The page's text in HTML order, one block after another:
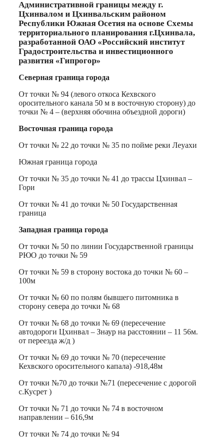
Административной границы между г.
Цхинвалом и Цхинвальским районом
Республики Южная Осетия на основе Схемы
территориального планирования г.Цхинвала,
разработанной ОАО «Российский институт
Градостроительства и инвестиционного
развития «Гипрогор»
Северная граница города
От точки № 94 (левого откоса Кехвского
оросительного канала 50 м в восточную сторону) до
точки № 4 – (верхняя обочина объездной дороги)
Восточная граница города
От точки № 22 до точки № 35 по пойме реки Леуахи
Южная граница города
От точки № 35 до точки № 41 до трассы Цхинвал –
Гори
От точки № 41 до точки № 50 Государственная
граница
Западная граница города
От точки № 50 по линии Государственной границы
РЮО до точки № 59
От точки № 59 в сторону востока до точки № 60 –
100м
От точки № 60 по полям бывшего питомника в
сторону севера до точки № 68
От точки № 68 до точки № 69 (пересечение
автодороги Цхинвал – Знаур на расстоянии – 11 56м.
от переезда ж/д )
От точки № 69 до точки № 70 (пересечение
Кехвского оросительного капала) -918,48м
От точки №70 до точки №71 (пересечение с дорогой
с.Кусрет )
От точки № 71 до точки № 74 в восточном
направлении – 616,9м
От точки № 74 до точки № 94